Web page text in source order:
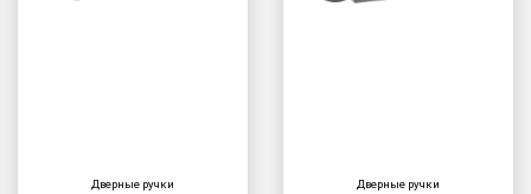
Дверные ручки Дверные ручки